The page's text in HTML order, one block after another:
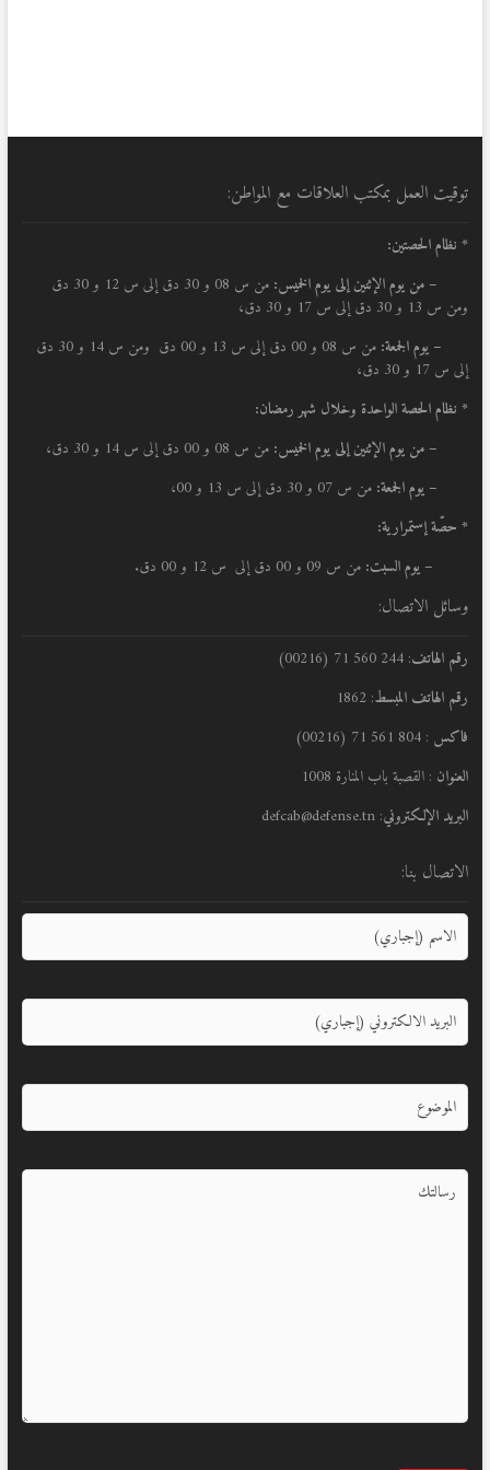
توقيت العمل بمكتب العلاقات مع المواطن:
* نظام الحصتين:
– من يوم الإثنين إلى يوم الخميس:
من س 08 و 30 دق إلى س 12 و 30 دق
ومن س 13 و 30 دق إلى س 17 و 30 دق،
– يوم الجمعة:
من س 08 و 00 دق إلى س 13 و 00 دق ومن س 14 و 30 دق
إلى س 17 و 30 دق،
* نظام الحصة الواحدة وخلال شهر رمضان:
– من يوم الإثنين إلى يوم الخميس: من س 08 و 00 دق إلى س 14 و 30 دق،
– يوم الجمعة: من س 07 و 30 دق إلى س 13 و 00،
* حصّة إستمرارية:
– يوم السبت: من س 09 و 00 دق إلى س 12 و 00 دق.
وسائل الاتصال:
رقم الهاتف: 244 560 71 (00216)
رقم الهاتف المبسط: 1862
فاكس : 804 561 71 (00216)
العنوان : القصبة باب المنارة 1008
البريد الإلكتروني: defcab@defense.tn
الاتصال بنا: